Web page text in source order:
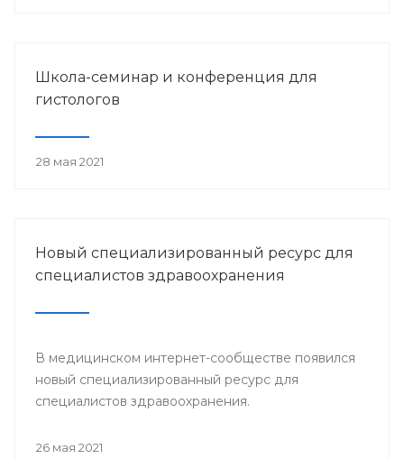
Школа-семинар и конференция для
гистологов
28 мая 2021
Новый специализированный ресурс для
специалистов здравоохранения
В медицинском интернет-сообществе появился
новый специализированный ресурс для
специалистов здравоохранения.
26 мая 2021